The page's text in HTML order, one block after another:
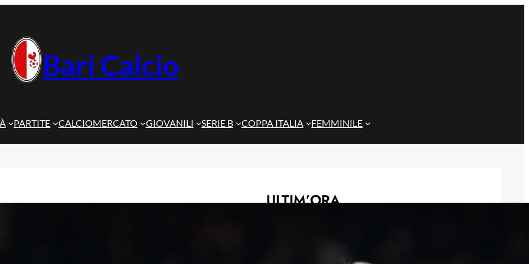
Bari Calcio
PARTITE CALCIOMERCATO GIOVANILI SERIE B COPPA ITALIA FEMMINILE
ULTIM’ORA
29 Maggio 2026